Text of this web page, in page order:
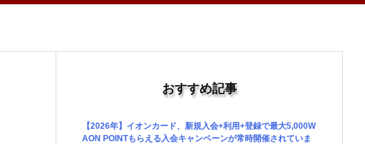
おすすめ記事
【2026年】イオンカード、新規入会+利用+登録で最大5,000W
AON POINTもらえる入会キャンペーンが常時開催されていま